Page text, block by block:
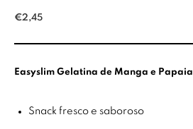
€2,45
Easyslim Gelatina de Manga e Papaia
Snack fresco e saboroso